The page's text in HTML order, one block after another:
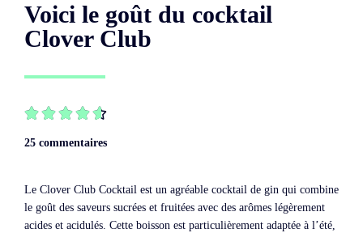
Voici le goût du cocktail
Clover Club

25 commentaires
Le Clover Club Cocktail est un agréable cocktail de gin qui combine
le goût des saveurs sucrées et fruitées avec des arômes légèrement
acides et acidulés. Cette boisson est particulièrement adaptée à l’été,